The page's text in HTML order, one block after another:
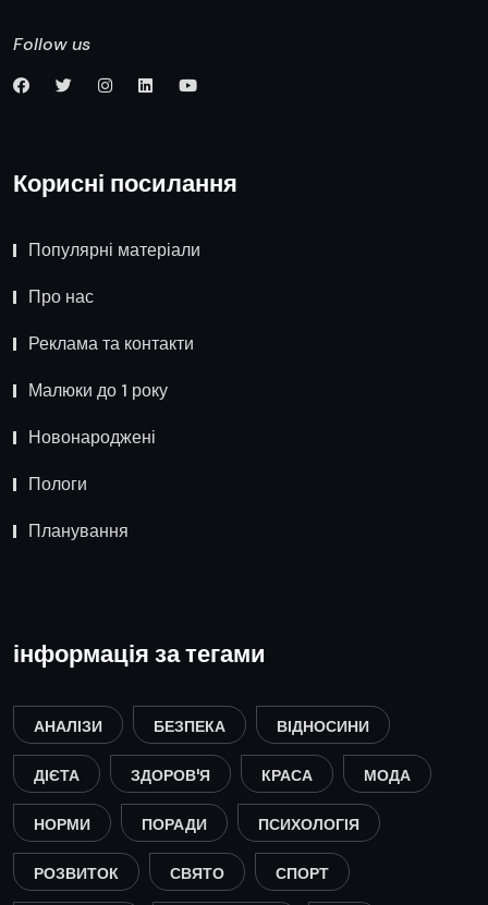
Follow us
Корисні посилання
Популярні матеріали
Про нас
Реклама та контакти
Малюки до 1 року
Новонароджені
Пологи
Планування
інформація за тегами
АНАЛІЗИ БЕЗПЕКА ВІДНОСИНИ
ДІЄТА ЗДОРОВ'Я КРАСА МОДА
НОРМИ ПОРАДИ ПСИХОЛОГІЯ
РОЗВИТОК СВЯТО СПОРТ